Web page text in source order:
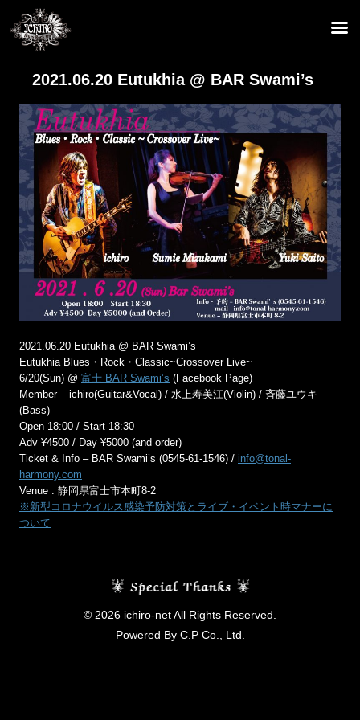
2021.06.20 Eutukhia @ BAR Swami’s
2021.06.20 Eutukhia @ BAR Swami’s
Eutukhia Blues・Rock・Classic~Crossover Live~
6/20(Sun) @ 富士 BAR Swami’s (Facebook Page)
Member – ichiro(Guitar&Vocal) / 水上寿美江(Violin) / 斉藤ユウキ
(Bass)
Open 18:00 / Start 18:30
Adv ¥4500 / Day ¥5000 (and order)
Ticket & Info – BAR Swami’s (0545-61-1546) / info@tonal-
harmony.com
Venue : 静岡県富士市本町8-2
※新型コロナウイルス感染予防対策とライブ・イベント時マナーに
ついて
© 2026 ichiro-net All Rights Reserved.
Powered By C.P Co., Ltd.